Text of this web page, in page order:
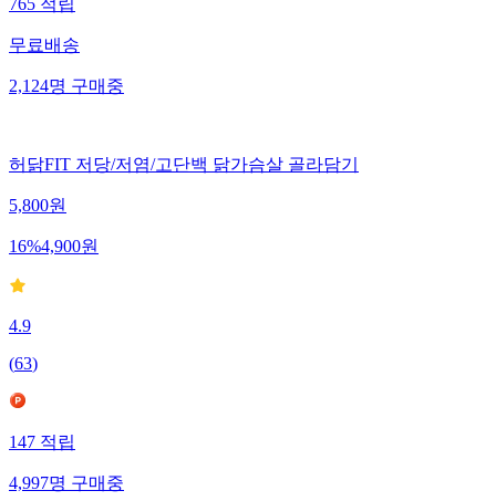
765적립
무료배송
2,124명구매중
허닭FIT 저당/저염/고단백 닭가슴살 골라담기
5,800원
16%4,900원
4.9
(63)
147적립
4,997명구매중